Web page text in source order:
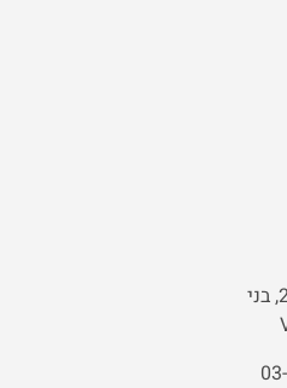
כתובת: בר כוכבא 23, בני
טלפון ליצירת קשר:03-